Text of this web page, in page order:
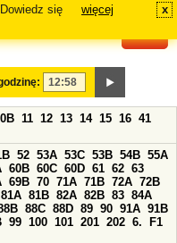
się
więcej x
11 12 13 14 15 16 41
52 53A 53C 53B 54B 55A
60B 60C 60D 61 62 63
69B 70 71A 71B 72A 72B
81A 81B 82A 82B 83 84A
88C 88D 89 90 91A 91B
99 100 101 201 202 6.
F1